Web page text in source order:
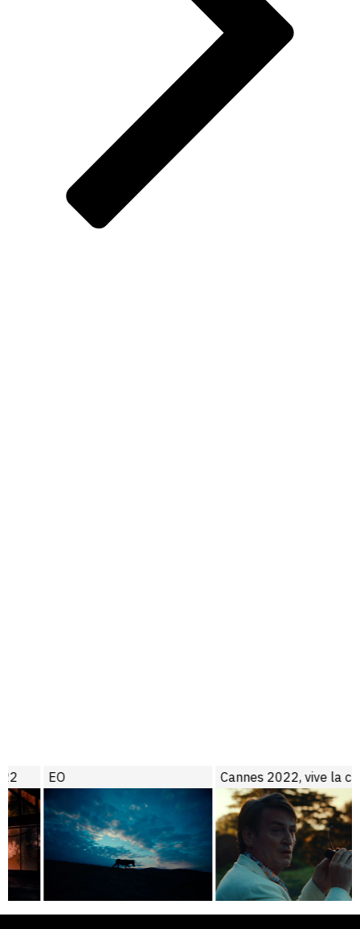
EO Cannes 2022, vive la crise